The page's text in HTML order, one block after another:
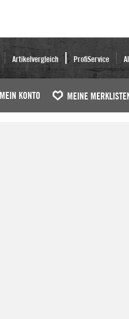
Artikelvergleich ProfiService
MEIN KONTO MEINE